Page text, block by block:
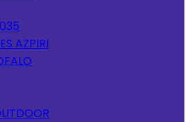
AZPIRI